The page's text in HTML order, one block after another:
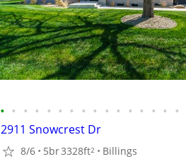
• • • • • • • • • • • • • • • •
2911 Snowcrest Dr
8/6 5br3328ft2 Billings